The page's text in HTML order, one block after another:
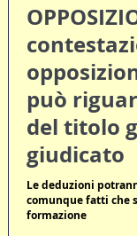
può
del titolo
giudicato
Le deduzioni
comunque fatti che
formazione